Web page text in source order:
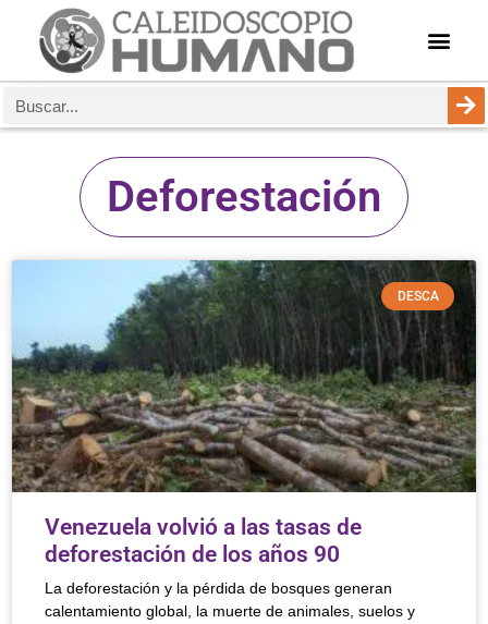
Deforestación
DESCA
Venezuela volvió a las tasas de
deforestación de los años 90
La deforestación y la pérdida de bosques generan
calentamiento global, la muerte de animales, suelos y